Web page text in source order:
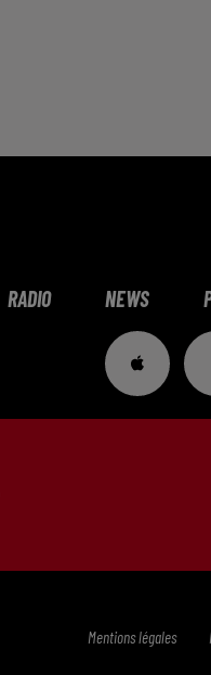
RADIO NEWS
Mentions légales